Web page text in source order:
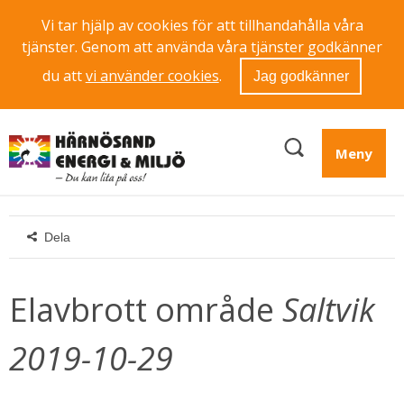
Vi tar hjälp av cookies för att tillhandahålla våra
tjänster. Genom att använda våra tjänster godkänner
du attvi använder cookies. Jag godkänner
Meny
Dela
Elavbrott område Saltvik
2019-10-29